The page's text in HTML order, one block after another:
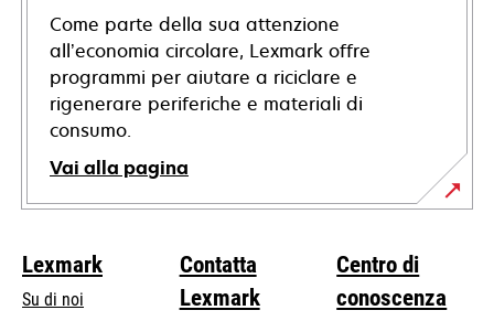
Come parte della sua attenzione
all’economia circolare, Lexmark offre
programmi per aiutare a riciclare e
rigenerare periferiche e materiali di
consumo.
Vai alla pagina
Lexmark
Su di noi
Contatta
Lexmark
Centro di
conoscenza